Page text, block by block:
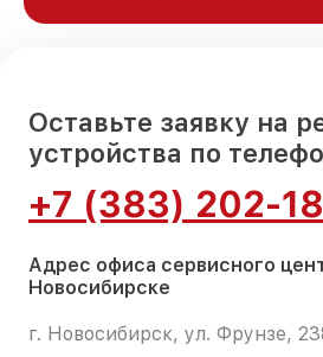
Оставьте заявку на
устройства по
+7 (383) 202-
Адрес офиса сервисного
Новосибирске
г. Новосибирск, ул. Фрунзе,